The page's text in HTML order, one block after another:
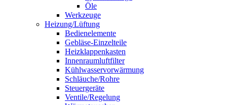
Öle
Werkzeuge
Heizung/Lüftung
Bedienelemente
Gebläse-Einzelteile
Heizklappenkasten
Innenraumluftfilter
Kühlwasservorwärmung
Schläuche/Rohre
Steuergeräte
Ventile/Regelung